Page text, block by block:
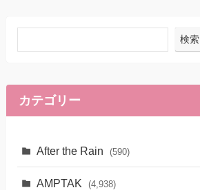
検索
カテゴリー
After the Rain (590)
AMPTAK (4,938)